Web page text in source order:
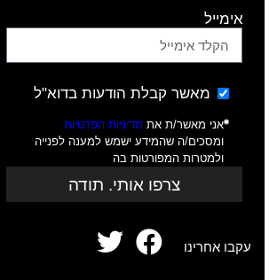
אימייל
מאשר קבלת הודעות בדוא"ל
אני מאשר/ת את מדיניות הפרטיות
ומסכים/ה שהמידע ישמש למענה לפנייה
ולמטרות המפורטות בה
צרפו אותי. תודה
עקבו אחרינו